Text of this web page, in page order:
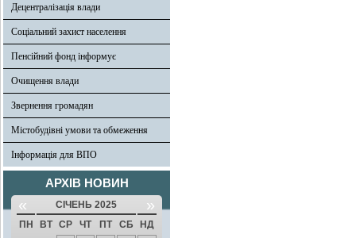
Децентралізація влади
Соціальний захист населення
Пенсійний фонд інформує
Очищення влади
Звернення громадян
Містобудівні умови та обмеження
Інформація для ВПО
АРХІВ НОВИН
« СІЧЕНЬ 2025 »
ПН ВТ СР ЧТ ПТ СБ
НД